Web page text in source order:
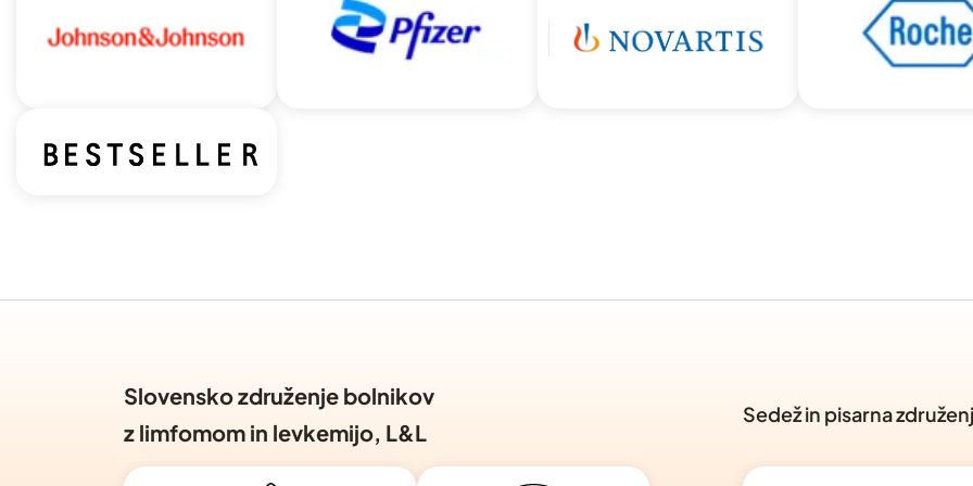
Slovensko združenje bolnikov
z limfomom in levkemijo, L&L
Sedež in pisarna